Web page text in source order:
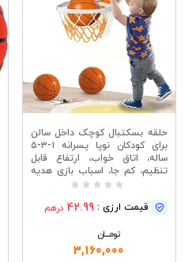
حلقه بسکتبال کوچک داخل سالن
برای کودکان نوپا پسرانه ۱-۳-۵
ساله، اتاق خواب، ارتفاع قابل
تنظیم، کم جا، اسباب بازی هدیه
ساله نارنجی (کوچک/بدون امتیاز)
قیمت ارزی : 42.99 درهم
تومــــــان
3,160,000